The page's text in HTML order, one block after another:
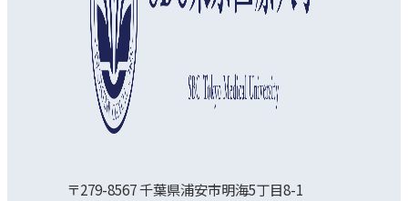
〒279-8567 千葉県浦安市明海5丁目8-1